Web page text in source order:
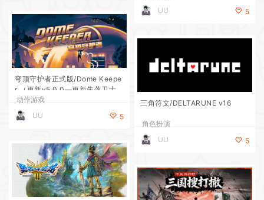
UU
5
穹顶守护者正式版/Dome Keepe
r （更新v5.0.0—更新失落卫士D
LC）
动作游戏
UU
5
三角符文/DELTARUNE v16
角色扮演
UU
5